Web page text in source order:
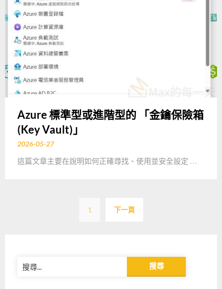
Azure 標準型或進階型的 「金鑰保險箱
(Key Vault)」
2026-05-27
這篇文章主要在說明如何正確尋找、使用並安全設定 …
章
1 下一頁
搜
尋